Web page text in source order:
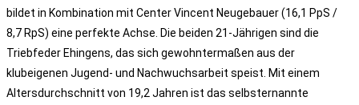
bildet in Kombination mit Center Vincent Neugebauer (16,1 PpS /
8,7 RpS) eine perfekte Achse. Die beiden 21-Jährigen sind die
Triebfeder Ehingens, das sich gewohntermaßen aus der
klubeigenen Jugend- und Nachwuchsarbeit speist. Mit einem
Altersdurchschnitt von 19,2 Jahren ist das selbsternannte